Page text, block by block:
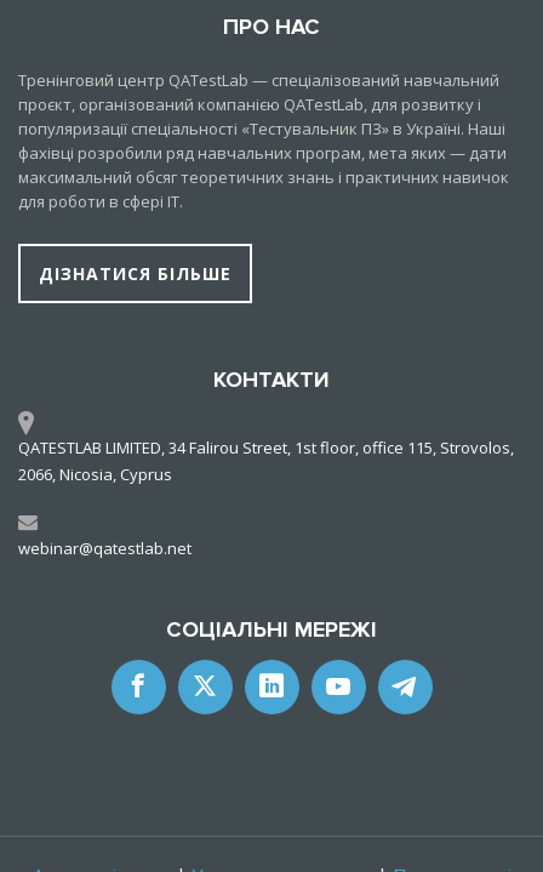
ПРО НАС
Тренінговий центр QATestLab — спеціалізований навчальний
проєкт, організований компанією QATestLab, для розвитку і
популяризації спеціальності «Тестувальник ПЗ» в Україні. Наші
фахівці розробили ряд навчальних програм, мета яких — дати
максимальний обсяг теоретичних знань і практичних навичок
для роботи в сфері IT.
ДІЗНАТИСЯ БІЛЬШЕ
КОНТАКТИ
QATESTLAB LIMITED, 34 Falirou Street, 1st floor, office 115, Strovolos,
2066, Nicosia, Cyprus
webinar@qatestlab.net
СОЦІАЛЬНІ МЕРЕЖІ